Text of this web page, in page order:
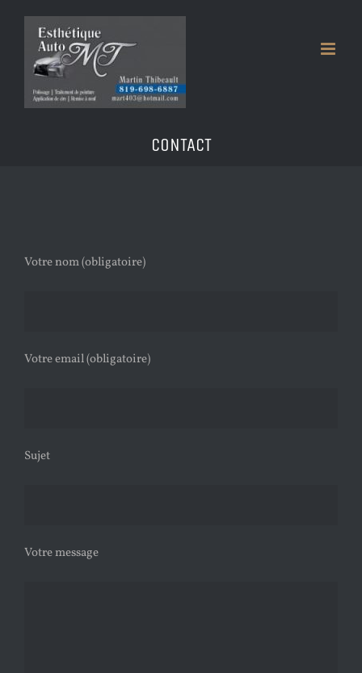
content
CONTACT
Votre nom (obligatoire)
Votre email (obligatoire)
Sujet
Votre message